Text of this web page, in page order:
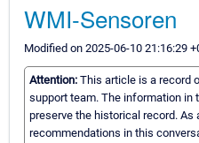
WMI-Sensoren
Modified on 2025-06-10 21:16:29
Attention: This article is a record
support team. The information in
preserve the historical record.
recommendations in this